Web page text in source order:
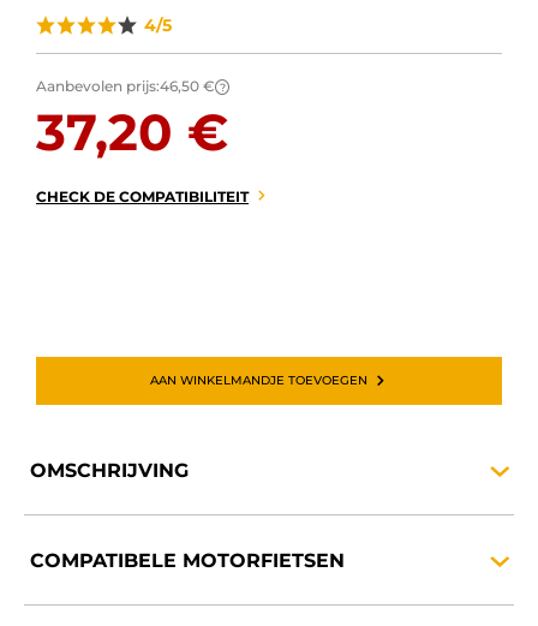
CONTACT MET ONS OPNEMEN
4/5
Aanbevolen prijs:46,50 € ?
37,20 €
CHECK DE COMPATIBILITEIT
AAN WINKELMANDJE TOEVOEGEN
OMSCHRIJVING
COMPATIBELE MOTORFIETSEN